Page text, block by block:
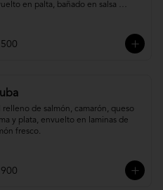
en palta, bañado en salsa
relleno de salmón, camarón, queso
y plata, envuelto en laminas de
fresco.